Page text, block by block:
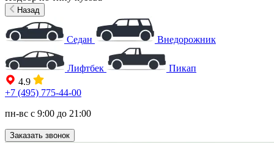
Назад
Седан Внедорожник
Лифтбек
Пикап
4.9
+7 (495) 775-44-00
пн-вс с 9:00 до 21:00
Заказать звонок